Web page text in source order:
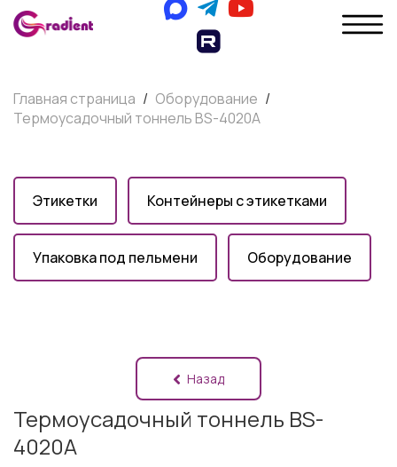
Главная страница / Оборудование /
Термоусадочный тоннель BS-4020A
Этикетки Контейнеры с этикетками
Упаковка под пельмени Оборудование
Назад
Термоусадочный тоннель BS-
4020A